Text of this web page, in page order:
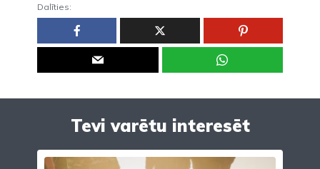
Dalīties:
Tevi varētu interesēt